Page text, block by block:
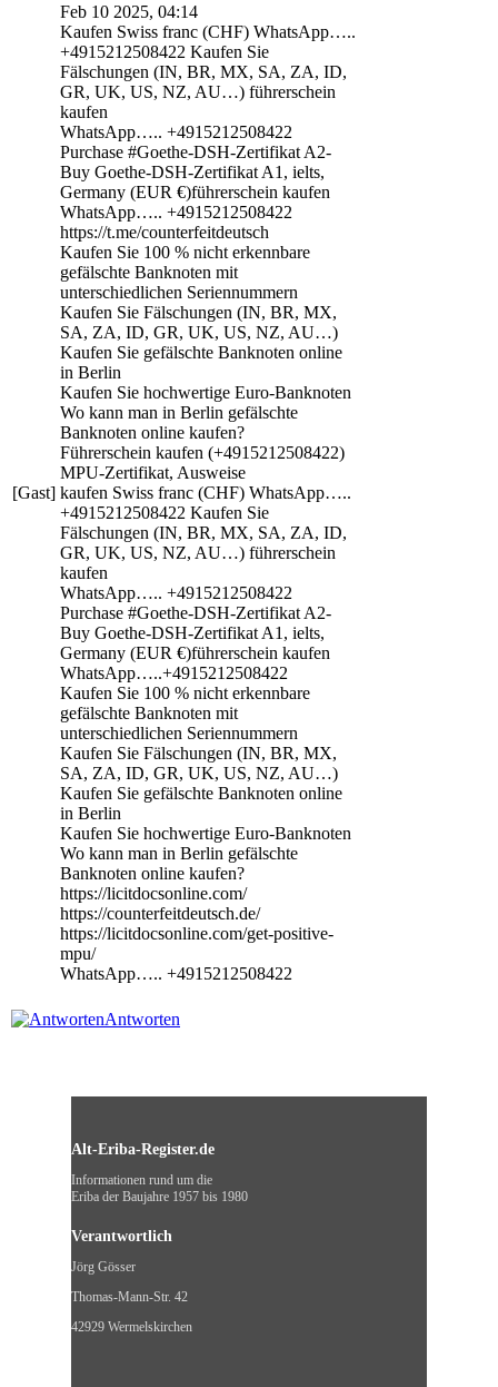
[Gast]
Feb 10 2025, 04:14
Kaufen Swiss franc (CHF) WhatsApp…..
+4915212508422 Kaufen Sie
Fälschungen (IN, BR, MX, SA, ZA, ID,
GR, UK, US, NZ, AU…) führerschein
kaufen
WhatsApp….. +4915212508422
Purchase #Goethe-DSH-Zertifikat A2-
Buy Goethe-DSH-Zertifikat A1, ielts,
Germany (EUR €)führerschein kaufen
WhatsApp….. +4915212508422
https://t.me/counterfeitdeutsch
Kaufen Sie 100 % nicht erkennbare
gefälschte Banknoten mit
unterschiedlichen Seriennummern
Kaufen Sie Fälschungen (IN, BR, MX,
SA, ZA, ID, GR, UK, US, NZ, AU…)
Kaufen Sie gefälschte Banknoten online
in Berlin
Kaufen Sie hochwertige Euro-Banknoten
Wo kann man in Berlin gefälschte
Banknoten online kaufen?
Führerschein kaufen (+4915212508422)
MPU-Zertifikat, Ausweise
kaufen Swiss franc (CHF) WhatsApp…..
+4915212508422 Kaufen Sie
Fälschungen (IN, BR, MX, SA, ZA, ID,
GR, UK, US, NZ, AU…) führerschein
kaufen
WhatsApp….. +4915212508422
Purchase #Goethe-DSH-Zertifikat A2-
Buy Goethe-DSH-Zertifikat A1, ielts,
Germany (EUR €)führerschein kaufen
WhatsApp…..+4915212508422
Kaufen Sie 100 % nicht erkennbare
gefälschte Banknoten mit
unterschiedlichen Seriennummern
Kaufen Sie Fälschungen (IN, BR, MX,
SA, ZA, ID, GR, UK, US, NZ, AU…)
Kaufen Sie gefälschte Banknoten online
in Berlin
Kaufen Sie hochwertige Euro-Banknoten
Wo kann man in Berlin gefälschte
Banknoten online kaufen?
https://licitdocsonline.com/
https://counterfeitdeutsch.de/
https://licitdocsonline.com/get-positive-
mpu/
WhatsApp….. +4915212508422​
Antworten
Alt-Eriba-Register.de
Informationen rund um die
Eriba der Baujahre 1957 bis 1980
Verantwortlich
Jörg Gösser
Thomas-Mann-Str. 42
42929 Wermelskirchen